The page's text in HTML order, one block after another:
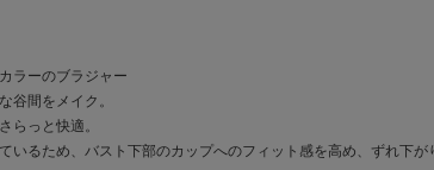
ラーのブラジャー
谷間をメイク。
らっと快適。
いるため、バスト下部のカップへのフィット感を高め、ずれ下が